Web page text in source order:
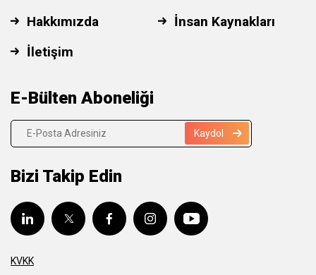
Hakkımızda
İnsan Kaynakları
İletişim
E-Bülten Aboneliği
Kaydol
Bizi Takip Edin
KVKK